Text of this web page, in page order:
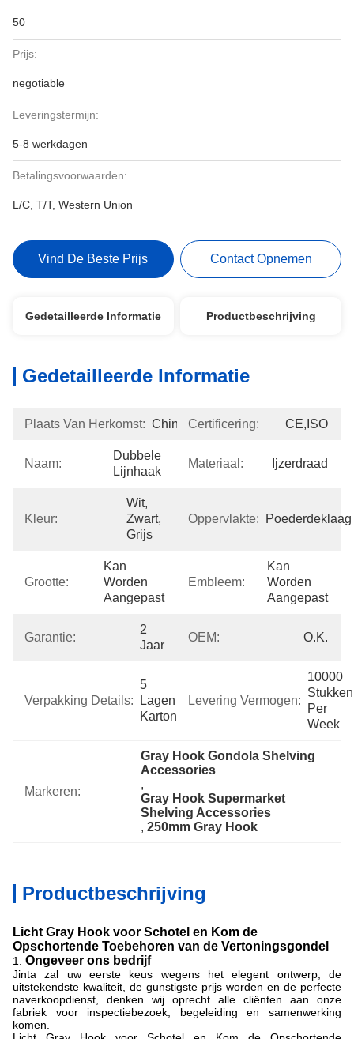
50
Prijs:
negotiable
Leveringstermijn:
5-8 werkdagen
Betalingsvoorwaarden:
L/C, T/T, Western Union
Vind De Beste Prijs Contact Opnemen
Gedetailleerde Informatie Productbeschrijving
Gedetailleerde Informatie
Plaats Van Herkomst: China Certificering: CE,ISO
Naam:
Dubbele
Lijnhaak
Materiaal: Ijzerdraad
Kleur:
Wit,
Zwart,
Grijs
Oppervlakte: Poederdeklaag
Grootte:
Kan
Worden
Aangepast
Embleem:
Kan
Worden
Aangepast
Garantie:
2
Jaar
OEM: O.k.
Verpakking Details:
5
Lagen
Karton
Levering Vermogen:
10000
Stukken
Per
Week
Markeren:
Gray Hook Gondola Shelving
Accessories
,
Gray Hook Supermarket
Shelving Accessories
, 250mm Gray Hook
Productbeschrijving
Licht Gray Hook voor Schotel en Kom de
Opschortende Toebehoren van de Vertoningsgondel
1. Ongeveer ons bedrijf
Jinta zal uw eerste keus wegens het elegent ontwerp, de
uitstekendste kwaliteit, de gunstigste prijs worden en de perfecte
naverkoopdienst, denken wij oprecht alle cliënten aan onze
fabriek voor inspectiebezoek, begeleiding en samenwerking
komen.